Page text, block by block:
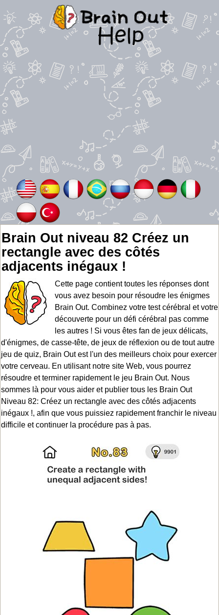
Brain Out niveau 82 Créez un
rectangle avec des côtés
adjacents inégaux !
Cette page contient toutes les réponses dont
vous avez besoin pour résoudre les énigmes
Brain Out. Combinez votre test cérébral et votre
découverte pour un défi cérébral pas comme
les autres ! Si vous êtes fan de jeux délicats,
d'énigmes, de casse-tête, de jeux de réflexion ou de tout autre
jeu de quiz, Brain Out est l'un des meilleurs choix pour exercer
votre cerveau. En utilisant notre site Web, vous pourrez
résoudre et terminer rapidement le jeu Brain Out. Nous
sommes là pour vous aider et publier tous les Brain Out
Niveau 82: Créez un rectangle avec des côtés adjacents
inégaux !, afin que vous puissiez rapidement franchir le niveau
difficile et continuer la procédure pas à pas.